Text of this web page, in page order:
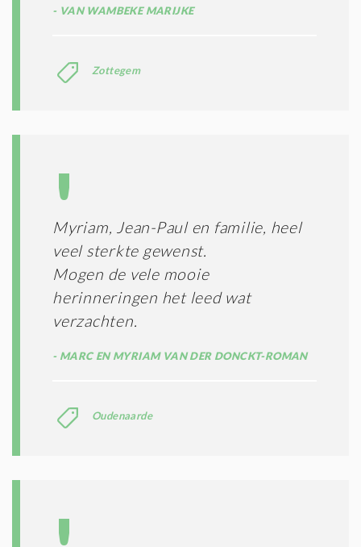
VAN WAMBEKE MARIJKE
Zottegem
Myriam, Jean-Paul en familie, heel
veel sterkte gewenst.
Mogen de vele mooie
herinneringen het leed wat
verzachten.
MARC EN MYRIAM VAN DER DONCKT-ROMAN
Oudenaarde